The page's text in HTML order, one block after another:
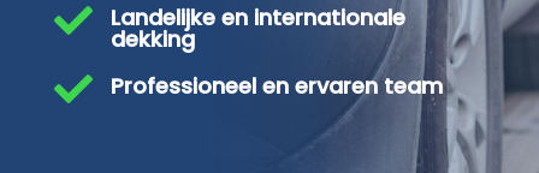
 Landelijke en internationale
dekking
 Professioneel en ervaren team